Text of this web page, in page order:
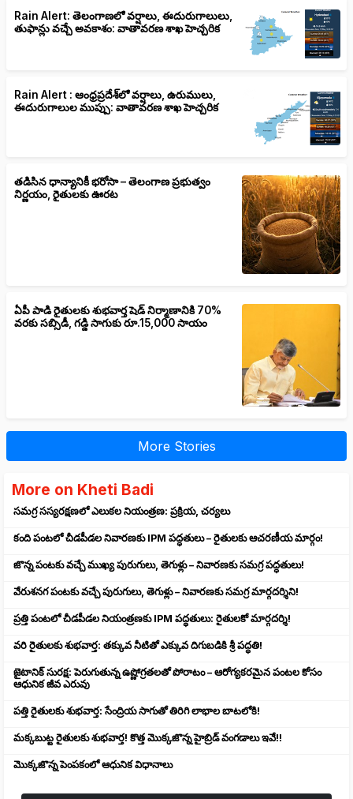
Rain Alert: తెలంగాణలో వర్షాలు, ఈదురుగాలులు,
తుఫాన్లు వచ్చే అవకాశం: వాతావరణ శాఖ హెచ్చరిక
Rain Alert : ఆంధ్రప్రదేశ్‌లో వర్షాలు, ఉరుములు,
ఈదురుగాలుల ముప్పు: వాతావరణ శాఖ హెచ్చరిక
తడిసిన ధాన్యానికీ భరోసా – తెలంగాణ ప్రభుత్వం
నిర్ణయం, రైతులకు ఊరట
ఏపీ పాడి రైతులకు శుభవార్త షెడ్ నిర్మాణానికి 70%
వరకు సబ్సిడీ, గడ్డి సాగుకు రూ.15,000 సాయం
More Stories
More on Kheti Badi
సమగ్ర సస్యరక్షణలో ఎలుకల నియంత్రణ: ప్రక్రియ, చర్యలు
కంది పంటలో చీడపీడల నివారణకు IPM పద్ధతులు – రైతులకు ఆచరణీయ మార్గం!
జొన్న పంటకు వచ్చే ముఖ్య పురుగులు, తెగుళ్లు – నివారణకు సమగ్ర పద్ధతులు!
వేరుశనగ పంటకు వచ్చే పురుగులు, తెగుళ్లు – నివారణకు సమగ్ర మార్గదర్శిని!
ప్రత్తి పంటలో చీడపీడల నియంత్రణకు IPM పద్ధతులు: రైతులకో మార్గదర్శి!
వరి రైతులకు శుభవార్త: తక్కువ నీటితో ఎక్కువ దిగుబడికి శ్రీ పద్ధతి!
జైటానిక్ సురక్ష: పెరుగుతున్న ఉష్ణోగ్రతలతో పోరాటం – ఆరోగ్యకరమైన పంటల కోసం
ఆధునిక జీవ ఎరువు
పత్తి రైతులకు శుభవార్త: సేంద్రియ సాగుతో తిరిగి లాభాల బాటలోకి!
మక్కబుట్ట రైతులకు శుభవార్త! కొత్త మొక్కజొన్న హైబ్రిడ్ వంగడాలు ఇవే!!
మొక్కజొన్న పెంపకంలో ఆధునిక విధానాలు